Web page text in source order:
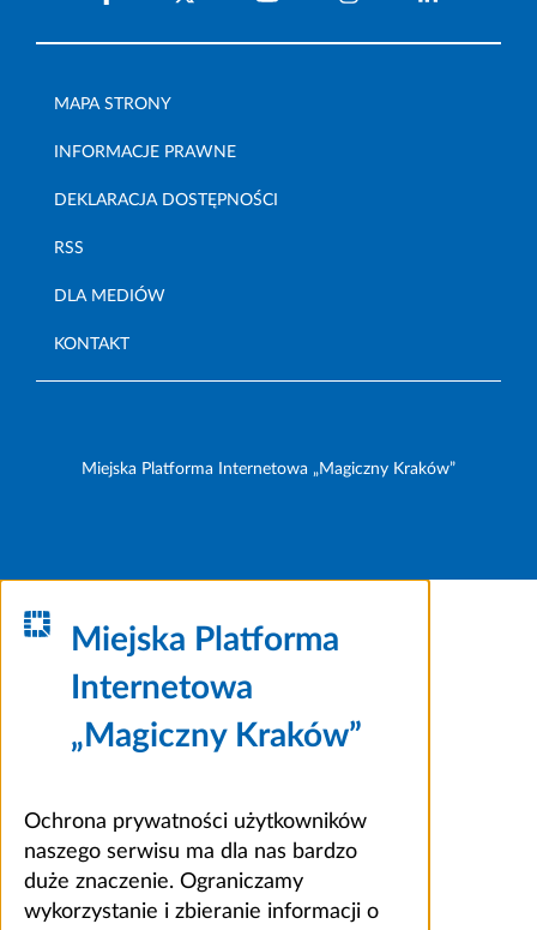
MAPA STRONY
INFORMACJE PRAWNE
DEKLARACJA DOSTĘPNOŚCI
RSS
DLA MEDIÓW
KONTAKT
Miejska Platforma Internetowa „Magiczny Kraków”
Miejska Platforma
Internetowa
„Magiczny Kraków”
Ochrona prywatności użytkowników
naszego serwisu ma dla nas bardzo
duże znaczenie. Ograniczamy
wykorzystanie i zbieranie informacji o